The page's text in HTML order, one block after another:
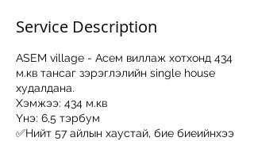
Service Description
ASEM village - Асем виллаж хотхонд 434
м.кв тансаг зэрэглэлийн single house
худалдана.
Хэмжээ: 434 м.кв
Үнэ: 6,5 тэрбум
✅Нийт 57 айлын хаустай, бие биеийнхээ